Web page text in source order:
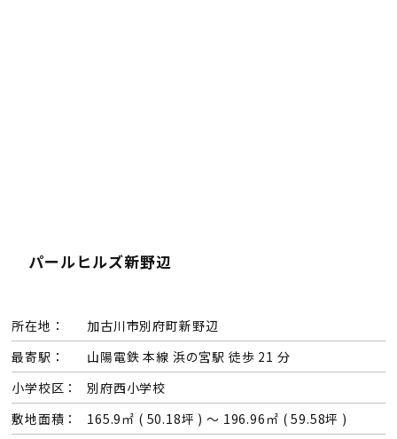
パールヒルズ新野辺
所在地：
加古川市別府町新野辺
最寄駅：
山陽電鉄 本線 浜の宮駅 徒歩 21 分
小学校区：
別府西小学校
敷地面積：
165.9㎡ ( 50.18坪 ) ～ 196.96㎡ ( 59.58坪 )